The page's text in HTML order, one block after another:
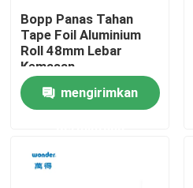
Rumah
Video
Bopp Panas Tahan
Tape Foil Aluminium
Roll 48mm Lebar
Kemasan
mengirimkan